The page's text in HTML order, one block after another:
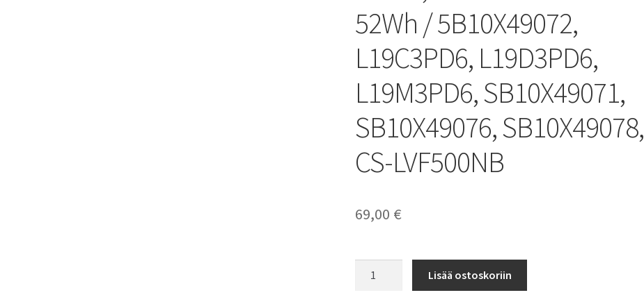
52Wh / 5B10X49072,
L19C3PD6, L19D3PD6,
L19M3PD6, SB10X49071,
SB10X49076, SB10X49078,
CS-LVF500NB
69,00 €
Lisää ostoskoriin